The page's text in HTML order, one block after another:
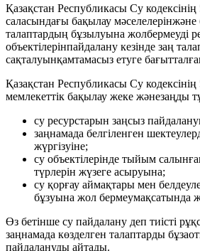
Қазақстан Республикасы Су
саласындағы бақылау мәселелерінжәне
талаптардың бұзылуына жолбермеуді
объектілерінпайдалану кезінде заң
сақталуынқамтамасыз етуге
Қазақстан Республикасы Су
мемлекеттік бақылау жеке жәнезаңды
су ресурстарын заңсыз
заңнамада белгіленген
жүргізуіне;
су объектілерінде тыйым
түрлерін жүзеге асыруына;
су қорғау аймақтары мен
бұзуына жол бермеумақсатында
Өз бетінше су пайдалану деп тиісті
заңнамада көзделген талаптарды
пайдалануды айтады.